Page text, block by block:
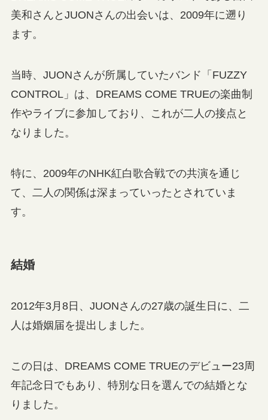
美和さんとJUONさんの出会いは、2009年に遡り
ます。
当時、JUONさんが所属していたバンド「FUZZY
CONTROL」は、DREAMS COME TRUEの楽曲制
作やライブに参加しており、これが二人の接点と
なりました。
特に、2009年のNHK紅白歌合戦での共演を通じ
て、二人の関係は深まっていったとされていま
す。
結婚
2012年3月8日、JUONさんの27歳の誕生日に、二
人は婚姻届を提出しました。
この日は、DREAMS COME TRUEのデビュー23周
年記念日でもあり、特別な日を選んでの結婚とな
りました。